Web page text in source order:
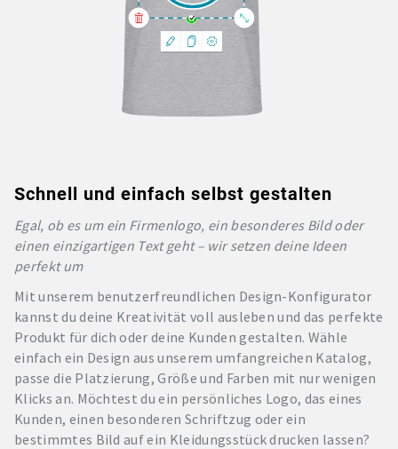
Schnell und einfach selbst gestalten
Egal, ob es um ein Firmenlogo, ein besonderes Bild oder
einen einzigartigen Text geht – wir setzen deine Ideen
perfekt um
Mit unserem benutzerfreundlichen Design-Konfigurator
kannst du deine Kreativität voll ausleben und das perfekte
Produkt für dich oder deine Kunden gestalten. Wähle
einfach ein Design aus unserem umfangreichen Katalog,
passe die Platzierung, Größe und Farben mit nur wenigen
Klicks an. Möchtest du ein persönliches Logo, das eines
Kunden, einen besonderen Schriftzug oder ein
bestimmtes Bild auf ein Kleidungsstück drucken lassen?